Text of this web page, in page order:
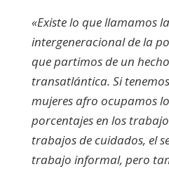
«Existe lo que llamamos
intergeneracional de la
que partimos de un
transatlántica. Si
mujeres afro ocupamos
porcentajes en los
trabajos de cuidados, el
trabajo informal, pero